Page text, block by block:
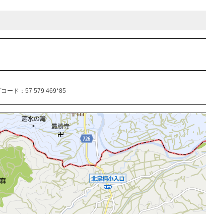
コード：57 579 469*85